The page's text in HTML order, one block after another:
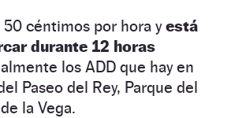
céntimos por hora yestá
durante 12 horas
los ADD que hay en
Paseo del Rey, Parque del
la Vega.